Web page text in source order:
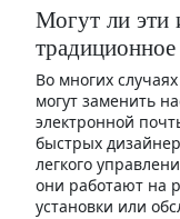
Могут ли эти
Во многих
могут заменить
электронной
быстрых
легкого
они работают на
установки или